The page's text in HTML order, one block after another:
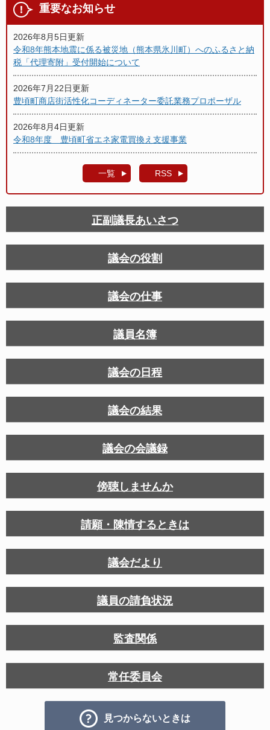
重要なお知らせ
2026年8月5日更新
令和8年熊本地震に係る被災地（熊本県氷川町）へのふるさと納
税「代理寄附」受付開始について
2026年7月22日更新
豊頃町商店街活性化コーディネーター委託業務プロポーザル
2026年8月4日更新
令和8年度 豊頃町省エネ家電買換え支援事業
一覧 RSS
正副議長あいさつ
議会の役割
議会の仕事
議員名簿
議会の日程
議会の結果
議会の会議録
傍聴しませんか
請願・陳情するときは
議会だより
議員の請負状況
監査関係
常任委員会
見つからないときは